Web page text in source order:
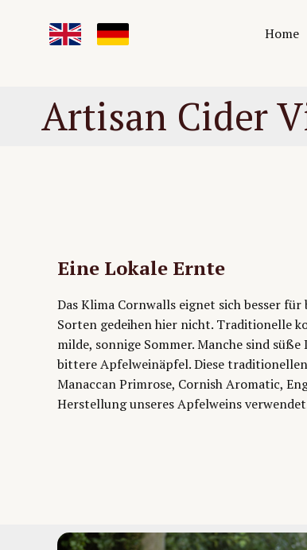
Home
Artisan Cider
Eine Lokale Ernte
Das Klima Cornwalls eignet sich besser
Sorten gedeihen hier nicht. Traditionelle
milde, sonnige Sommer. Manche sind
bittere Apfelweinäpfel. Diese
Manaccan Primrose, Cornish Aromatic,
Herstellung unseres Apfelweins